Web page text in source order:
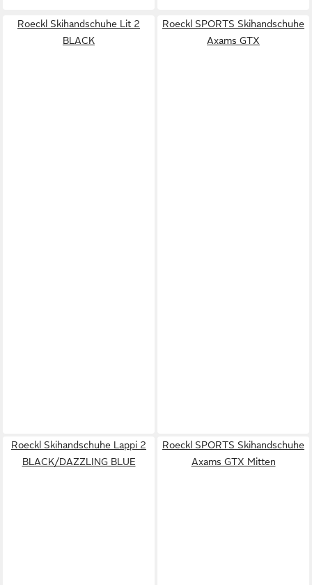
Roeckl Skihandschuhe Lit 2
BLACK
Roeckl SPORTS Skihandschuhe
Axams GTX
Roeckl Skihandschuhe Lappi 2
BLACK/DAZZLING BLUE
Roeckl SPORTS Skihandschuhe
Axams GTX Mitten